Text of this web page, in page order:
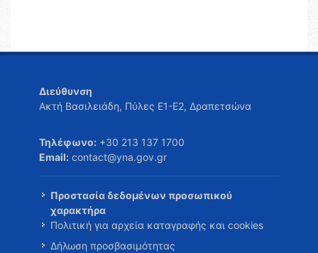
Διεύθυνση
Ακτή Βασιλειάδη, Πύλες Ε1-Ε2, Δραπετσώνα
Τηλέφωνο: +30 213 137 1700
Email: contact@yna.gov.gr
Προστασία δεδομένων προσωπικού
χαρακτήρα
Πολιτική για αρχεία καταγραφής και cookies
Δήλωση προσβασιμότητας